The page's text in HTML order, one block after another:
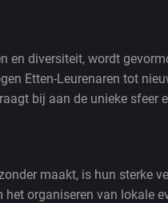
en diversiteit, wordt
Etten-Leurenaren tot
bij aan de unieke sfeer
maakt, is hun sterke
organiseren van lokale